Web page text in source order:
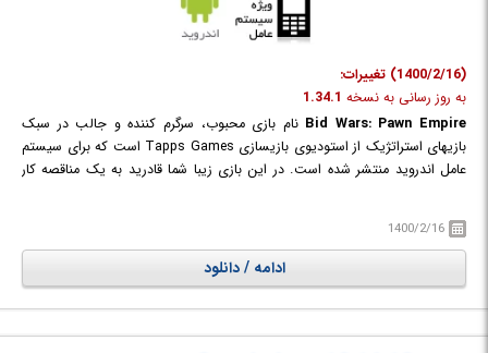
(1400/2/16) تغییرات:
به روز رسانی به نسخه 1.34.1
Bid Wars: Pawn Empire نام بازی محبوب، سرگرم کننده و جالب در سبک
بازیهای استراتژیک از استودیوی بازیسازی Tapps Games است که برای سیستم
عامل اندروید منتشر شده است. در این بازی زیبا شما قادرید به یک مناقصه کار
پرداخت آن عاجز بمانند. بعد هم آیتم هایی که از مناقصه ها می برید را در
فروشگاه خود به چندین برابر قیمت بفروشید.
1400/2/16
ادامه / دانلود